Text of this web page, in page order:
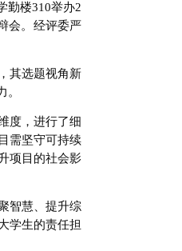
勤楼310举办2
会。经评委严
其选题视角新
度，进行了细
需坚守可持续
项目的社会影
智慧、提升综
学生的责任担